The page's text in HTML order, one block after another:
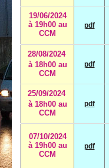
19/06/2024
à 19h00 au
CCM
pdf
28/08/2024
à 18h00 au
CCM
pdf
25/09/2024
à 18h00 au
CCM
pdf
07/10/2024
à 19h00 au
CCM
pdf